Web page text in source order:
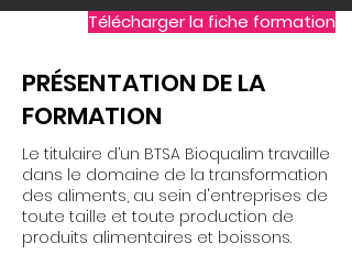
Télécharger la fiche formation
PRÉSENTATION DE LA
FORMATION
Le titulaire d’un BTSA Bioqualim travaille
dans le domaine de la transformation
des aliments, au sein d'entreprises de
toute taille et toute production de
produits alimentaires et boissons.